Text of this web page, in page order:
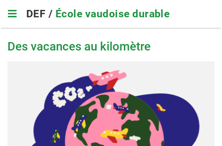
main
navigation
DEF / École vaudoise durable
Des vacances au kilomètre